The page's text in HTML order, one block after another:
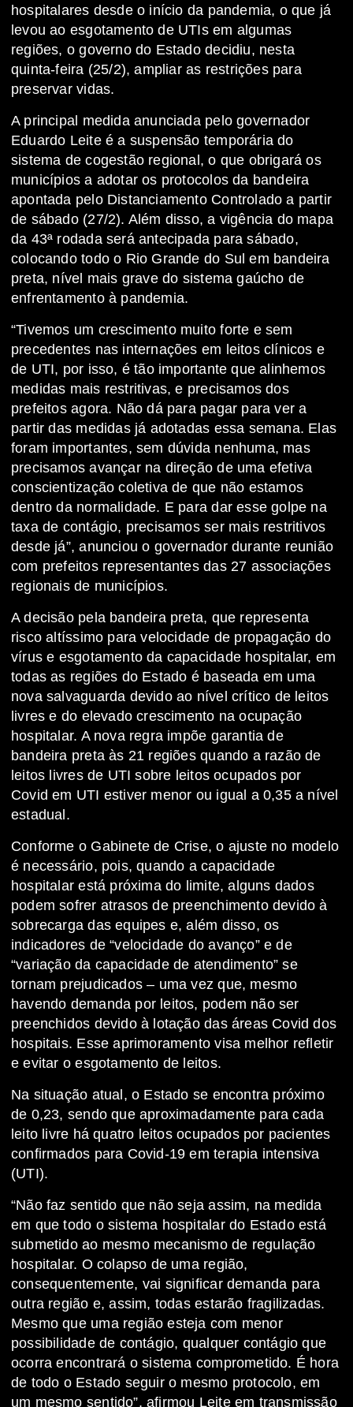
hospitalares desde o início da pandemia, o que já
levou ao esgotamento de UTIs em algumas
regiões, o governo do Estado decidiu, nesta
quinta-feira (25/2), ampliar as restrições para
preservar vidas.
A principal medida anunciada pelo governador
Eduardo Leite é a suspensão temporária do
sistema de cogestão regional, o que obrigará os
municípios a adotar os protocolos da bandeira
apontada pelo Distanciamento Controlado a partir
de sábado (27/2). Além disso, a vigência do mapa
da 43ª rodada será antecipada para sábado,
colocando todo o Rio Grande do Sul em bandeira
preta, nível mais grave do sistema gaúcho de
enfrentamento à pandemia.
“Tivemos um crescimento muito forte e sem
precedentes nas internações em leitos clínicos e
de UTI, por isso, é tão importante que alinhemos
medidas mais restritivas, e precisamos dos
prefeitos agora. Não dá para pagar para ver a
partir das medidas já adotadas essa semana. Elas
foram importantes, sem dúvida nenhuma, mas
precisamos avançar na direção de uma efetiva
conscientização coletiva de que não estamos
dentro da normalidade. E para dar esse golpe na
taxa de contágio, precisamos ser mais restritivos
desde já”, anunciou o governador durante reunião
com prefeitos representantes das 27 associações
regionais de municípios.
A decisão pela bandeira preta, que representa
risco altíssimo para velocidade de propagação do
vírus e esgotamento da capacidade hospitalar, em
todas as regiões do Estado é baseada em uma
nova salvaguarda devido ao nível crítico de leitos
livres e do elevado crescimento na ocupação
hospitalar. A nova regra impõe garantia de
bandeira preta às 21 regiões quando a razão de
leitos livres de UTI sobre leitos ocupados por
Covid em UTI estiver menor ou igual a 0,35 a nível
estadual.
Conforme o Gabinete de Crise, o ajuste no modelo
é necessário, pois, quando a capacidade
hospitalar está próxima do limite, alguns dados
podem sofrer atrasos de preenchimento devido à
sobrecarga das equipes e, além disso, os
indicadores de “velocidade do avanço” e de
“variação da capacidade de atendimento” se
tornam prejudicados – uma vez que, mesmo
havendo demanda por leitos, podem não ser
preenchidos devido à lotação das áreas Covid dos
hospitais. Esse aprimoramento visa melhor refletir
e evitar o esgotamento de leitos.
Na situação atual, o Estado se encontra próximo
de 0,23, sendo que aproximadamente para cada
leito livre há quatro leitos ocupados por pacientes
confirmados para Covid-19 em terapia intensiva
(UTI).
“Não faz sentido que não seja assim, na medida
em que todo o sistema hospitalar do Estado está
submetido ao mesmo mecanismo de regulação
hospitalar. O colapso de uma região,
consequentemente, vai significar demanda para
outra região e, assim, todas estarão fragilizadas.
Mesmo que uma região esteja com menor
possibilidade de contágio, qualquer contágio que
ocorra encontrará o sistema comprometido. É hora
de todo o Estado seguir o mesmo protocolo, em
um mesmo sentido”, afirmou Leite em transmissão